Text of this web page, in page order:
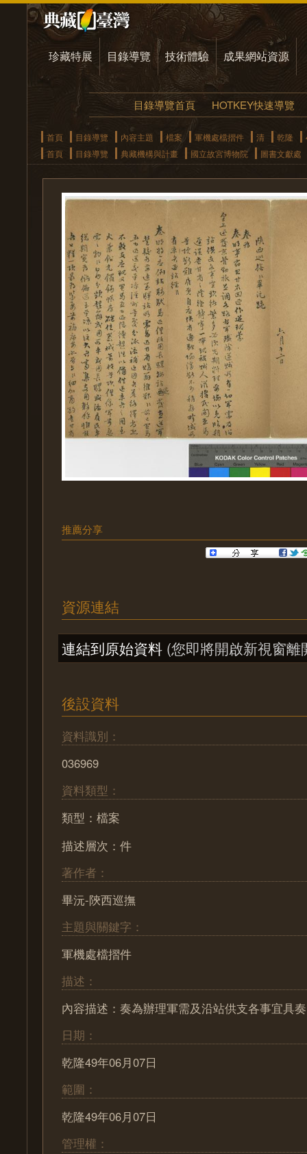
珍藏特展 目錄導覽 技術體驗 成果網站資源
目錄導覽首頁 HOTKEY快速導覽
首頁 目錄導覽 內容主題 檔案 軍機處檔摺件 清 乾隆
首頁
目錄導覽 典藏機構與計畫 國立故宮博物院 圖書文獻處
推薦分享
資源連結
連結到原始資料 (您即將開啟新視窗離
後設資料
資料識別：
036969
資料類型：
類型：檔案
描述層次：件
著作者：
畢沅-陝西巡撫
主題與關鍵字：
軍機處檔摺件
描述：
內容描述：奏為辦理軍需及沿站供支各事宜具奏
日期：
乾隆49年06月07日
範圍：
乾隆49年06月07日
管理權：